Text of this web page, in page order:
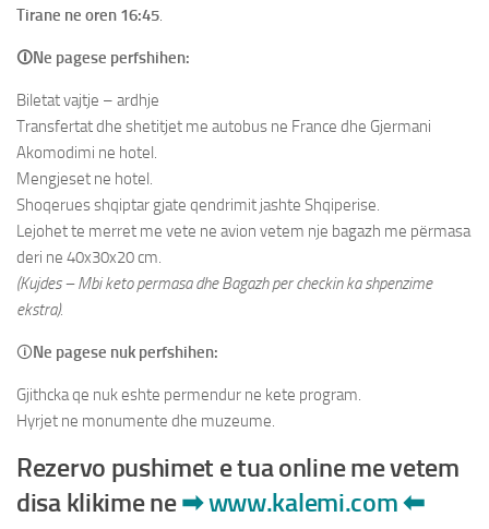
Tirane ne oren 16:45.
🛈Ne pagese perfshihen:
Biletat vajtje – ardhje
Transfertat dhe shetitjet me autobus ne France dhe Gjermani
Akomodimi ne hotel.
Mengjeset ne hotel.
Shoqerues shqiptar gjate qendrimit jashte Shqiperise.
Lejohet te merret me vete ne avion vetem nje bagazh me përmasa
deri ne 40x30x20 cm.
(Kujdes – Mbi keto permasa dhe Bagazh per checkin ka shpenzime
ekstra).
🛈Ne pagese nuk perfshihen:
Gjithcka qe nuk eshte permendur ne kete program.
Hyrjet ne monumente dhe muzeume.
Rezervo pushimet e tua online me vetem
disa klikime ne➡www.kalemi.com⬅